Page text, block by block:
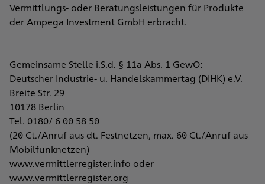
Vermittlungs- oder Beratungsleistungen für Produkte
der Ampega Investment GmbH erbracht.
Gemeinsame Stelle i.S.d. § 11a Abs. 1 GewO:
Deutscher Industrie- u. Handelskammertag (DIHK) e.V.
Breite Str. 29
10178 Berlin
Tel. 0180/ 6 00 58 50
(20 Ct./Anruf aus dt. Festnetzen, max. 60 Ct./Anruf aus
Mobilfunknetzen)
www.vermittlerregister.info oder
www.vermittlerregister.org